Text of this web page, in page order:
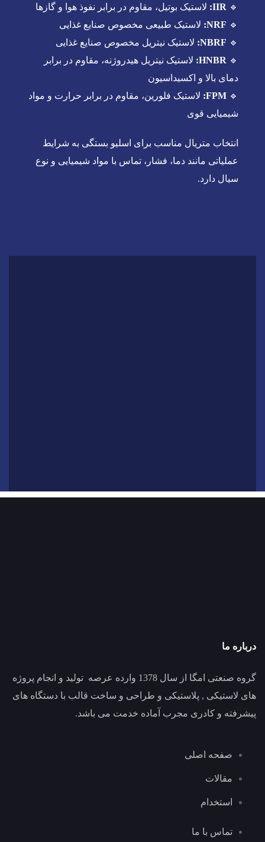
🔹
IIR: لاستیک بوتیل، مقاوم در برابر نفوذ هوا و گازها
🔹
NRF: لاستیک طبیعی مخصوص صنایع غذایی
🔹
NBRF: لاستیک نیتریل مخصوص صنایع غذایی
🔹
HNBR: لاستیک نیتریل هیدروژنه، مقاوم در برابر
دمای بالا و اکسیداسیون
🔹
FPM: لاستیک فلورین، مقاوم در برابر حرارت و مواد
شیمیایی قوی
انتخاب متریال مناسب برای اسلیو بستگی به شرایط
عملیاتی مانند دما، فشار، تماس با مواد شیمیایی و نوع
سیال دارد.
درباره ما
گروه صنعتی امگا از سال 1378 وارده عرصه تولید و انجام پروژه
های لاستیکی , پلاستیکی و طراحی و ساخت قالب با دستگاه های
پیشرفته و کادری مجرب آماده خدمت می باشد.
صفحه اصلی
مقالات
استخدام
تماس با ما